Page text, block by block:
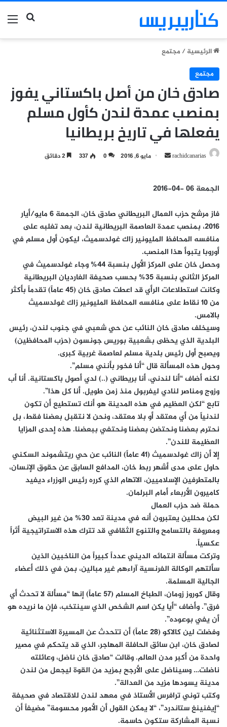
بحث
الرئيسية/مجتمع
مجتمع
صادق خان من أصل باكستاني يفوز
بمنصب عمدة لندن كأول مسلم
يفعلها في تاريخ بريطانيا
rachidcanarias
أرسل مايو 6, 2016 0
337
الجمعة 06 -04-2016
فاز مرشح حزب العمال البريطاني صادق خان، الجمعة 6 مايو/أيار
2016، بمنصب عمدة العاصمة البريطانية لندن، بعد تغلبه على
منافسه المحافظ المليونير زاك غولدسميث، ليكون أول مسلم في
أوروبا يتبوأ هذا المنصب.
وحصل خان على المركز الأول بنسبة 44% وجاء غولدسميث في
المركز الثاني بنسبة 35% بحسب صحيفة الغارديان البريطانية
وكانت استطلاعات الرأي قد اعطت صادق خان (45 عاماً) تقدماً بأكثر
من 10 نقاط على منافسه المحافظ المليونير زاك غولدسميث
بالامس.
وسيخلف صادق خان النائب عن حي شعبي في جنوب لندن، رئيس
البلدية الذي يحظى بشعبية بوريس جونسون (حزب المحافظين)
ويصبح أول رئيس بلدية مسلم لعاصمة غربية كبرى.
وحول هذه المسألة قال “أنا فخور بأنني مسلم”.
لكنه أضاف “أنا لندني، أنا بريطاني (..) لدي أصول باكستانية. أنا أب
وزوج ومناصر لنادي ليفربول منذ زمن طويل. أنا كل هذا”.
تابع “لكن العظيم في هذه المدينة هو أنك تستطيع أن تكون
لندنياً من أي معتقد أو بلا معتقد، ونحن لا نتقبل بعضنا فقط، بل
نحترم بعضنا ونحتضن بعضنا ونحتفي ببعضنا. هذه إحدى المزايا
العظيمة للندن”.
إلا أن زاك غولدسميث (41 عاماً) النائب عن حي ريتشموند السكني
حاول على مدى أشهر ربط خان، المدافع السابق عن حقوق الإنسان،
بالمتطرفين الإسلاميين، الاتهام الذي كرره رئيس الوزراء ديفيد
كاميرون الأربعاء أمام البرلمان.
حملة ضد حزب العمال
لكن محللين يعتبرون أنه في مدينة تعد 30% من غير البيض
ومعروفة بالتسامح والتنوع الثقافي قد تترك هذه الاستراتيجية أثراً
عكسياً.
وتركت مسألة انتمائه الديني عدداً كبيراً من الناخبين الذين
سألتهم الوكالة الفرنسية آراءهم غير مبالين، بمن في ذلك أعضاء
الجالية المسلمة.
وقال كوروز زومان، الطباخ المسلم (57 عاماً) إنها “مسألة لا تحدث أي
فرق”. وأضاف “أيا يكن اسم الشخص الذي سينتخب، فإن ما نريده هو
أن يفي بوعوده”.
وفضلت لين كالاكو (28 عاماً) أن تتحدث عن المسيرة الاستثنائية
لصادق خان، ابن سائق الحافلة المهاجر، الذي قد يتحكم في مصير
واحدة من أكبر مدن العالم. وقالت “صادق خان ناضل، وعائلته
ناضلت… وسيناضل على الأرجح بمزيد من القوة ليجعل من لندن
مدينة يسودها مزيد من العدالة”.
وكتب توني ترافرس الأستاذ في معهد لندن للاقتصاد في صحيفة
“إيفنينغ ستاندرد”، “لا يمكن القول أن الأمور محسومة” مضيفاً أن
نسبة المشاركة ستكون حاسمة.